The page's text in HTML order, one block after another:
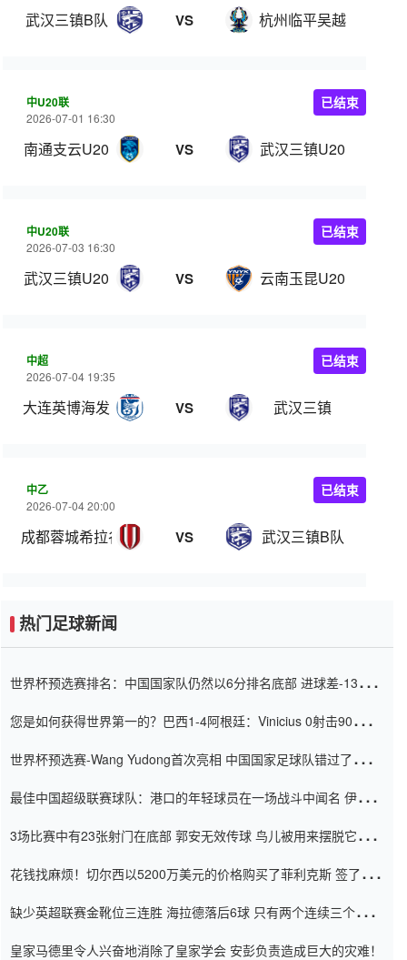
武汉三镇B队 VS 杭州临平吴越
中U20联
2026-07-01 16:30
南通支云U20 VS 武汉三镇U20
已结束
中U20联
2026-07-03 16:30
武汉三镇U20 VS 云南玉昆U20
已结束
中超
2026-07-04 19:35
大连英博海发 VS 武汉三镇
已结束
中乙
2026-07-04 20:00
成都蓉城希拉谷 VS 武汉三镇B队
已结束
热门足球新闻
世界杯预选赛排名：中国国家队仍然以6分排名底部 进球差-13令人
您是如何获得世界第一的？巴西1-4阿根廷：Vinicius 0射击90分钟
世界杯预选赛-Wang Yudong首次亮相 中国国家足球队错过了世界
最佳中国超级联赛球队：港口的年轻球员在一场战斗中闻名 伊万放
3场比赛中有23张射门在底部 郭安无效传球 鸟儿被用来摆脱它
花钱找麻烦！切尔西以5200万美元的价格购买了菲利克斯 签了7年
缺少英超联赛金靴位三连胜 海拉德落后6球 只有两个连续三个连续
皇家马德里令人兴奋地消除了皇家学会 安彭负责造成巨大的灾难！